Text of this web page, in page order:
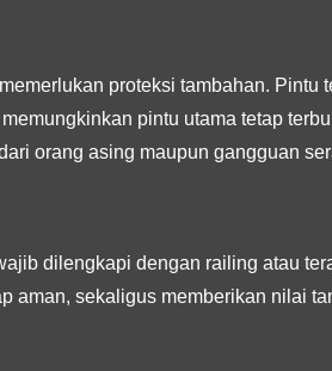
proteksi tambahan. Pintu
pintu utama tetap
orang asing maupun gangguan
dilengkapi dengan railing atau
aman, sekaligus memberikan nilai